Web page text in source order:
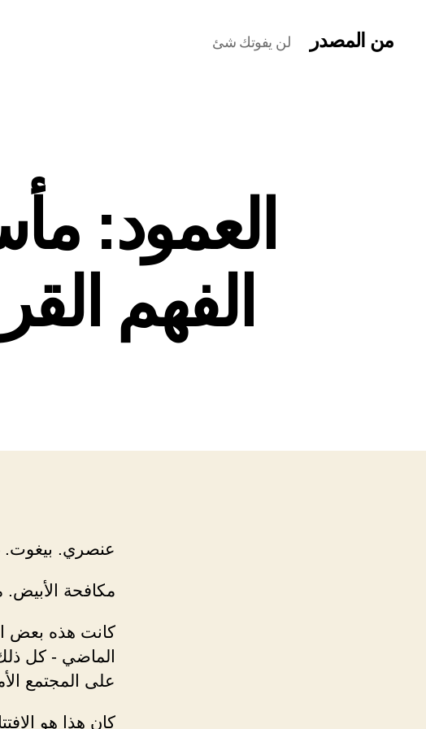
من المصدر لن يفوتك شئ
العمود:
الفهم
عنصري. بيغوت.
مكافحة
كانت هذه بعض
الماضي - كل
على المجتمع